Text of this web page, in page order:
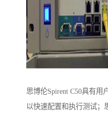
思博伦Spirent C50具有用
以快速配置和执行测试；